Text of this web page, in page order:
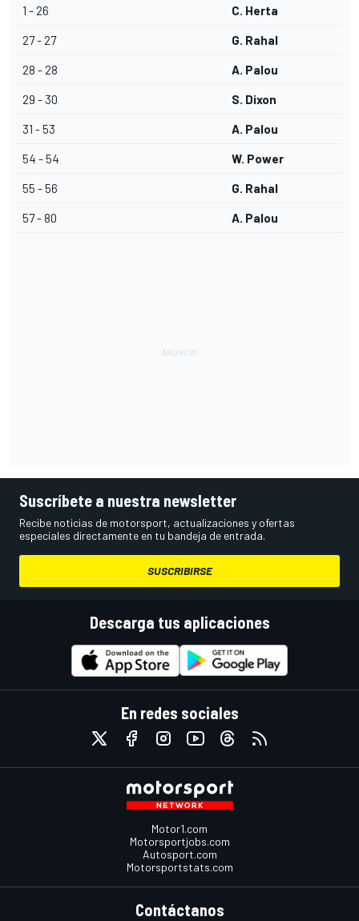
1 - 26 C. Herta
27 - 27 G. Rahal
28 - 28 A. Palou
29 - 30 S. Dixon
31 - 53 A. Palou
54 - 54 W. Power
55 - 56 G. Rahal
57 - 80 A. Palou
Suscríbete a nuestra newsletter
Recibe noticias de motorsport, actualizaciones y ofertas
especiales directamente en tu bandeja de entrada.
SUSCRIBIRSE
Descarga tus aplicaciones
En redes sociales
Motor1.com
Motorsportjobs.com
Autosport.com
Motorsportstats.com
Contáctanos